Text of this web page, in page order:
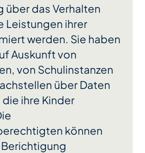
über das Verhalten
Leistungen ihrer
werden. Sie haben
Auskunft von
von Schulinstanzen
über Daten
ihre Kinder
können